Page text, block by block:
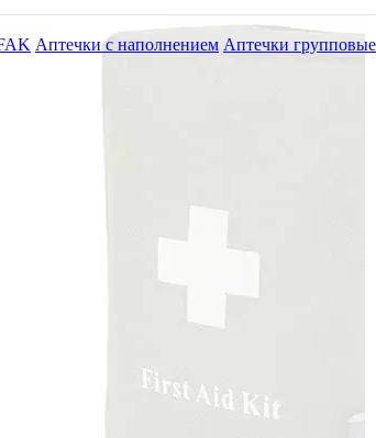
Аптечки с наполнением Аптечки групповые